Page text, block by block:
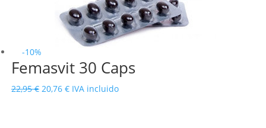
-10%
Femasvit 30 Caps
22,95€ El
20,76 €ElIVA incluido